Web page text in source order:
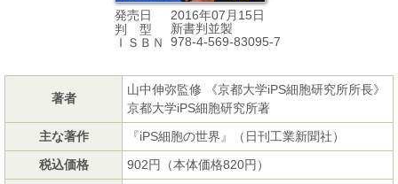
発売日
2016年07月15日
判 型
新書判並製
ＩＳＢＮ
978-4-569-83095-7
著者
山中伸弥監修 《京都大学iPS細胞研究所所長》
京都大学iPS細胞研究所著
主な著作
『iPS細胞の世界』（日刊工業新聞社）
税込価格
902円（本体価格820円）